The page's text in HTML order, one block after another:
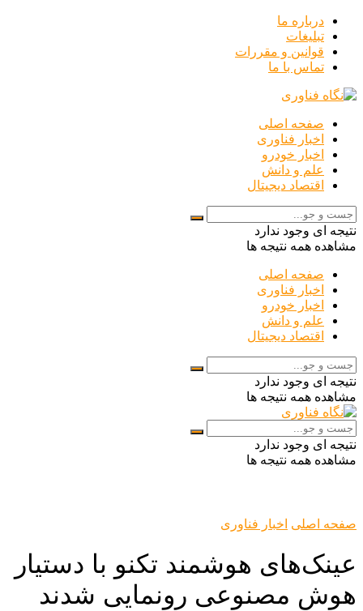
درباره ما
تبلیغات
قوانین و مقررات
تماس با ما
صفحه اصلی
اخبار فناوری
اخبار خودرو
علم و دانش
اقتصاد دیجیتال
نتیجه ای وجود ندارد
مشاهده همه نتیجه ها
صفحه اصلی
اخبار فناوری
اخبار خودرو
علم و دانش
اقتصاد دیجیتال
نتیجه ای وجود ندارد
مشاهده همه نتیجه ها
نتیجه ای وجود ندارد
مشاهده همه نتیجه ها
صفحه اصلی اخبار فناوری
عینک‌های هوشمند تکنو با دستیار
هوش مصنوعی رونمایی شدند